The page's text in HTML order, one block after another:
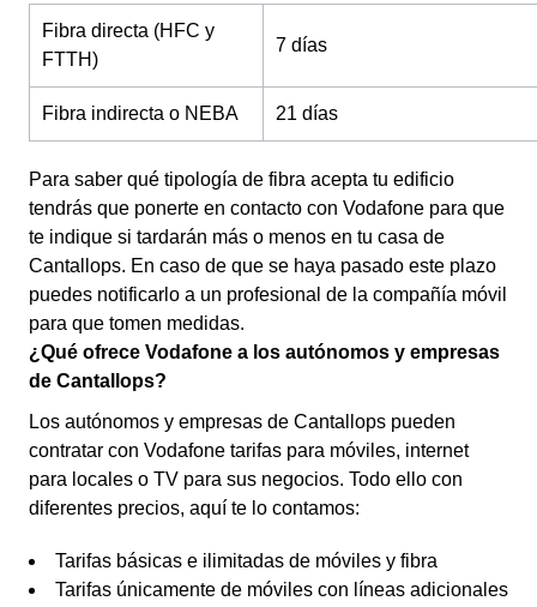
Fibra directa (HFC y
FTTH)
7 días
Fibra indirecta o NEBA 21 días
Para saber qué tipología de fibra acepta tu edificio
tendrás que ponerte en contacto con Vodafone para que
te indique si tardarán más o menos en tu casa de
Cantallops. En caso de que se haya pasado este plazo
puedes notificarlo a un profesional de la compañía móvil
para que tomen medidas.
¿Qué ofrece Vodafone a los autónomos y empresas
de Cantallops?
Los autónomos y empresas de Cantallops pueden
contratar con Vodafone tarifas para móviles, internet
para locales o TV para sus negocios. Todo ello con
diferentes precios, aquí te lo contamos:
Tarifas básicas e ilimitadas de móviles y fibra
Tarifas únicamente de móviles con líneas adicionales